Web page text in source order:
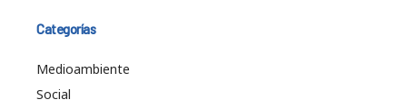
Categorías
Medioambiente
Social